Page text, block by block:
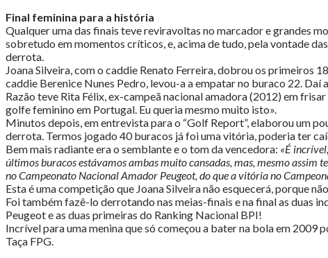
Final feminina para a história
Qualquer uma das finais teve reviravoltas no marcador e grandes
sobretudo em momentos críticos, e, acima de tudo, pela vontade
derrota.
Joana Silveira, com o caddie Renato Ferreira, dobrou os primeiros
caddie Berenice Nunes Pedro, levou-a a empatar no buraco 22.
Razão teve Rita Félix, ex-campeã nacional amadora (2012) em
golfe feminino em Portugal. Eu queria mesmo muito isto».
Minutos depois, em entrevista para o “Golf Report”, elaborou um
derrota. Termos jogado 40 buracos já foi uma vitória, poderia ter
Bem mais radiante era o semblante e o tom da vencedora: «É
últimos buracos estávamos ambas muito cansadas, mas, mesmo assim
no Campeonato Nacional Amador Peugeot, do que a vitória no
Esta é uma competição que Joana Silveira não esquecerá, porque
Foi também fazê-lo derrotando nas meias-finais e na final as duas
Peugeot e as duas primeiras do Ranking Nacional BPI!
Incrível para uma menina que só começou a bater na bola em 2009
Taça FPG.